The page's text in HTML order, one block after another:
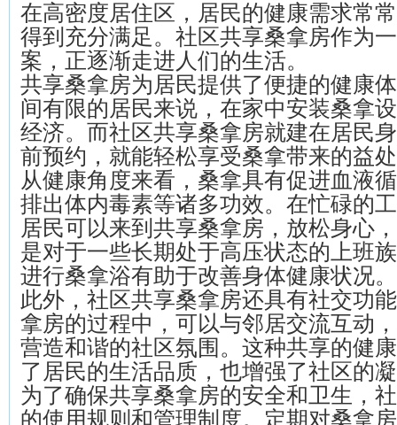
在高密度居住区，居民的健康需求常
得到充分满足。社区共享桑拿房作为
案，正逐渐走进人们的生活。
共享桑拿房为居民提供了便捷的健康
间有限的居民来说，在家中安装桑拿
经济。而社区共享桑拿房就建在居民
前预约，就能轻松享受桑拿带来的益
从健康角度来看，桑拿具有促进血液
排出体内毒素等诸多功效。在忙碌的
居民可以来到共享桑拿房，放松身心
是对于一些长期处于高压状态的上班
进行桑拿浴有助于改善身体健康状况。
此外，社区共享桑拿房还具有社交功
拿房的过程中，可以与邻居交流互动
营造和谐的社区氛围。这种共享的健
了居民的生活品质，也增强了社区的
为了确保共享桑拿房的安全和卫生，
的使用规则和管理制度。定期对桑拿